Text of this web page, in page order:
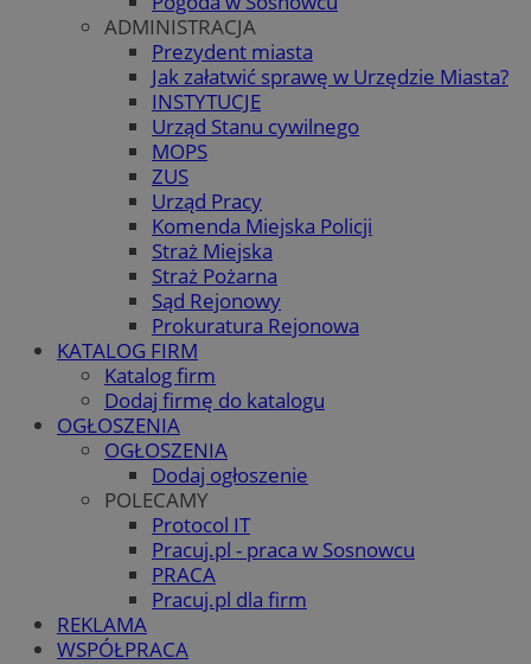
ADMINISTRACJA
Prezydent miasta
Jak załatwić sprawę w Urzędzie Miasta?
INSTYTUCJE
Urząd Stanu cywilnego
MOPS
ZUS
Urząd Pracy
Komenda Miejska Policji
Straż Miejska
Straż Pożarna
Sąd Rejonowy
Prokuratura Rejonowa
KATALOG FIRM
Katalog firm
Dodaj firmę do katalogu
OGŁOSZENIA
OGŁOSZENIA
Dodaj ogłoszenie
POLECAMY
Protocol IT
Pracuj.pl - praca w Sosnowcu
PRACA
Pracuj.pl dla firm
REKLAMA
WSPÓŁPRACA